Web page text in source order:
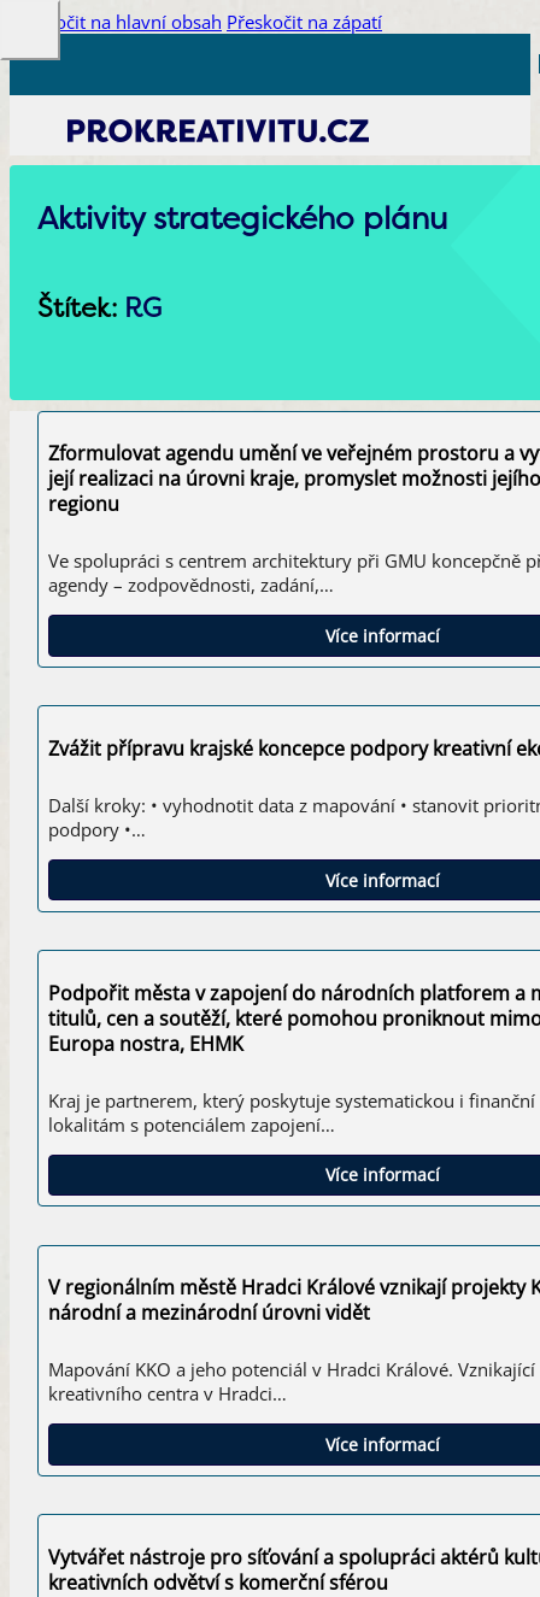
Přeskočit na hlavní obsah Přeskočit na zápatí
Aktivity strategického plánu
Štítek: RG
Zformulovat agendu umění ve veřejném prostoru a
její realizaci na úrovni kraje, promyslet možnosti
regionu
Ve spolupráci s centrem architektury při GMU koncepčně
agendy – zodpovědnosti, zadání,…
Více informací
Zvážit přípravu krajské koncepce podpory kreativní
Další kroky: • vyhodnotit data z mapování • stanovit
podpory •…
Více informací
Podpořit města v zapojení do národních platforem a
titulů, cen a soutěží, které pomohou proniknout mimo
Europa nostra, EHMK
Kraj je partnerem, který poskytuje systematickou i
lokalitám s potenciálem zapojení…
Více informací
V regionálním městě Hradci Králové vznikají projekty
národní a mezinárodní úrovni vidět
Mapování KKO a jeho potenciál v Hradci Králové.
kreativního centra v Hradci…
Více informací
Vytvářet nástroje pro síťování a spolupráci aktérů
kreativních odvětví s komerční sférou